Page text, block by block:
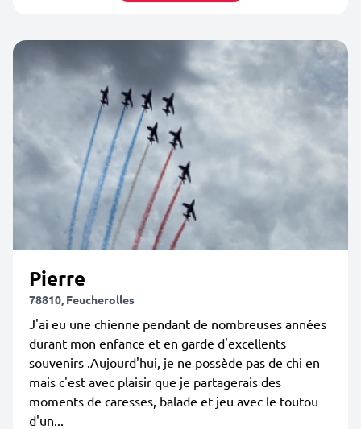
Pierre
78810, Feucherolles
J'ai eu une chienne pendant de nombreuses années
durant mon enfance et en garde d'excellents
souvenirs .Aujourd'hui, je ne possède pas de chi en
mais c'est avec plaisir que je partagerais des
moments de caresses, balade et jeu avec le toutou
d'un...